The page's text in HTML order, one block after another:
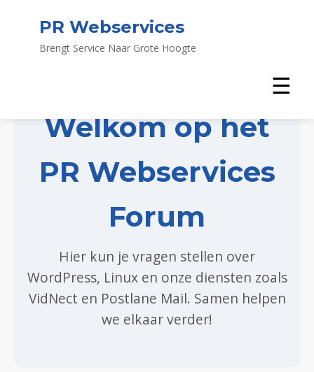
PR Webservices
Brengt Service Naar Grote Hoogte
☰
Welkom op het
PR Webservices
Forum
Hier kun je vragen stellen over
WordPress, Linux en onze diensten zoals
VidNect en Postlane Mail. Samen helpen
we elkaar verder!